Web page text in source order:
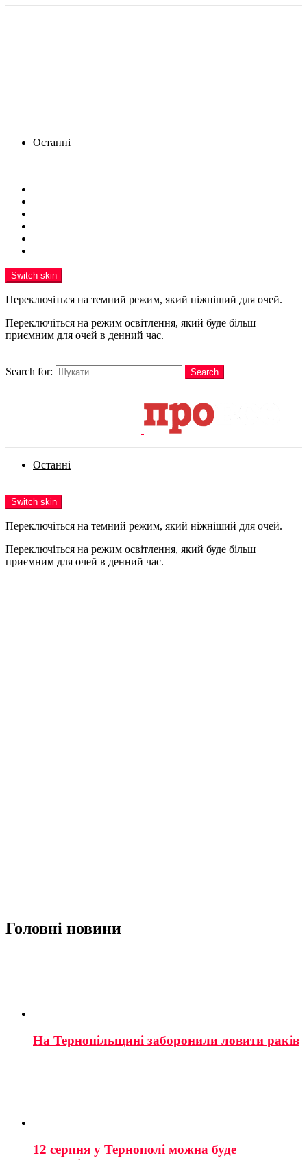
Останні
Switch skin
Переключіться на темний режим, який ніжніший для очей.
Переключіться на режим освітлення, який буде більш
приємним для очей в денний час.
Search for:
Search
Останні
Switch skin
Переключіться на темний режим, який ніжніший для очей.
Переключіться на режим освітлення, який буде більш
приємним для очей в денний час.
Головні новини
На Тернопільщині заборонили ловити раків
12 серпня у Тернополі можна буде